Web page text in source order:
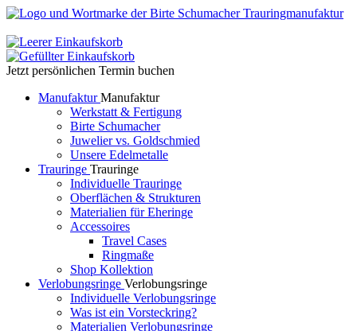
Jetzt persönlichen Termin buchen
Manufaktur Manufaktur
Werkstatt & Fertigung
Birte Schumacher
Juwelier vs. Goldschmied
Unsere Edelmetalle
Trauringe Trauringe
Individuelle Trauringe
Oberflächen & Strukturen
Materialien für Eheringe
Accessoires
Travel Cases
Ringmaße
Shop Kollektion
Verlobungsringe Verlobungsringe
Individuelle Verlobungsringe
Was ist ein Vorsteckring?
Materialien Verlobungsringe